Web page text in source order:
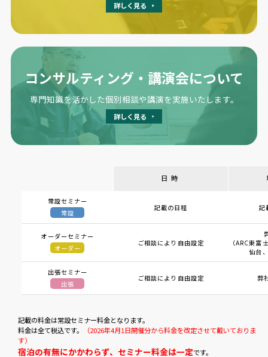
詳しく見る
コンサルティング・講演会について
専門知識を活かした個別相談や講演を実施いたします。
詳しく見る
日時
常設セミナー
常設
記載の日程 記
オーダーセミナー
オーダー
ご相談により自由設定
（ARC東富
仙台
出張セミナー
出張
ご相談により自由設定 弊
記載の料金は常設セミナー料金となります。
料金は全て税込です。
（2026年4月1日開催分から料金を改定させて戴いておりま
す）
宿泊の有無にかかわらず、セミナー料金は一定です。